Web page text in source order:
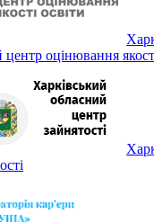
центр оцінювання